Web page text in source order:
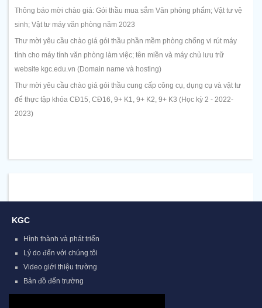
Thông báo mời chào giá: Gói thầu mua sắm Văn phòng phẩm; Vật tư vệ
sinh; Vật tư máy văn phòng năm 2023
Thư mời yêu cầu chào giá gói thầu phần mềm phòng chống vi rút máy
tính cho máy tính văn phòng làm việc; tên miền và máy chủ lưu trữ
website kgc.edu.vn (Domain name và hosting)
Thư mời yêu cầu chào giá gói thầu cung cấp công cụ, dụng cụ và vật tư
để thực tập khóa CĐ15, CĐ16, 9+ K1, 9+ K2, 9+ K3 (Học kỳ 2 - 2022-
2023)
KGC
Hình thành và phát triển
Lý do đến với chúng tôi
Video giới thiệu trường
Bản đồ đến trường